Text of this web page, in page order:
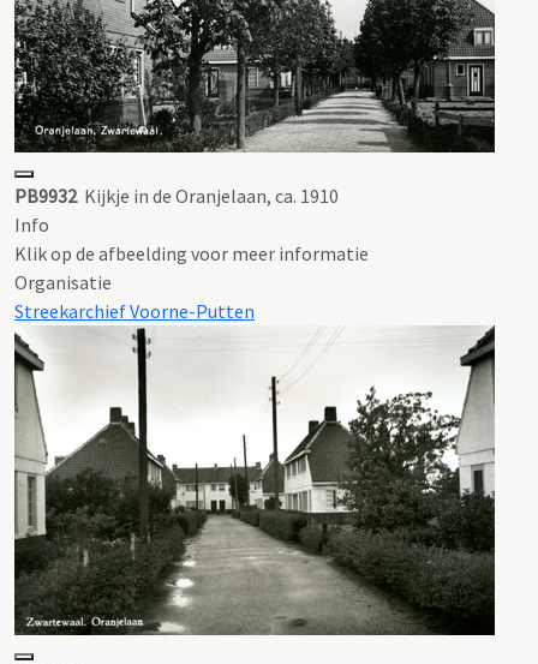
PB9932 Kijkje in de Oranjelaan, ca. 1910
Info
Klik op de afbeelding voor meer informatie
Organisatie
Streekarchief Voorne-Putten